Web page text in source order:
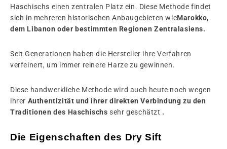
Haschischs einen zentralen Platz ein. Diese Methode findet
sich in mehreren historischen Anbaugebieten wieMarokko,
dem Libanon oder bestimmten Regionen Zentralasiens.
Seit Generationen haben die Hersteller ihre Verfahren
verfeinert, um immer reinere Harze zu gewinnen.
Diese handwerkliche Methode wird auch heute noch wegen
ihrer Authentizität und ihrer direkten Verbindung zu den
Traditionen des Haschischs sehr geschätzt .
Die Eigenschaften des Dry Sift